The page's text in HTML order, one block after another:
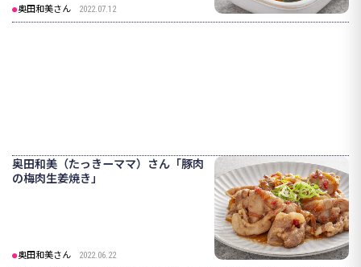
奥田和美さん 2022.07.12
奥田和美（たっきーママ）さん「豚肉
の梅肉生姜焼き」
奥田和美さん 2022.06.22